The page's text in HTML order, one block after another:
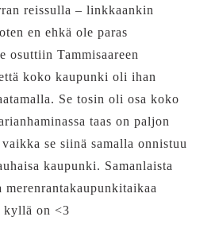
reissulla – linkkaankin
en ehkä ole paras
osuttiin Tammisaareen
koko kaupunki oli ihan
Se tosin oli osa koko
taas on paljon
vaikka se siinä samalla onnistuu
kaupunki. Samanlaista
merenrantakaupunkitaikaa
kyllä on <3